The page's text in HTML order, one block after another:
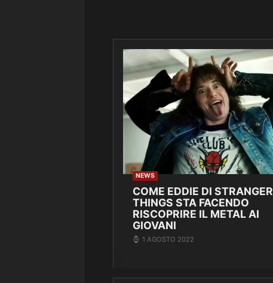
NEWS
COME EDDIE DI STRANGER
THINGS STA FACENDO
RISCOPRIRE IL METAL AI
GIOVANI
1 AGOSTO 2022